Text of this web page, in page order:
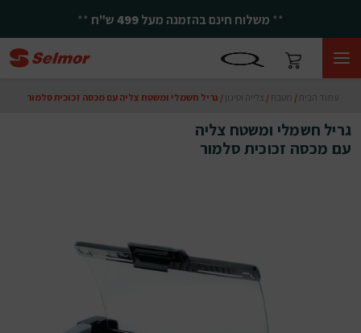
** משלוח חינם בהזמנה מעל499ש"ח **
עמוד הבית / מטבח / צלייה וטיגון / גריל חשמלי ומשטח צליה עם מכסה זכוכית סלמור
גריל חשמלי ומשטח צליה
עם מכסה זכוכית סלמור